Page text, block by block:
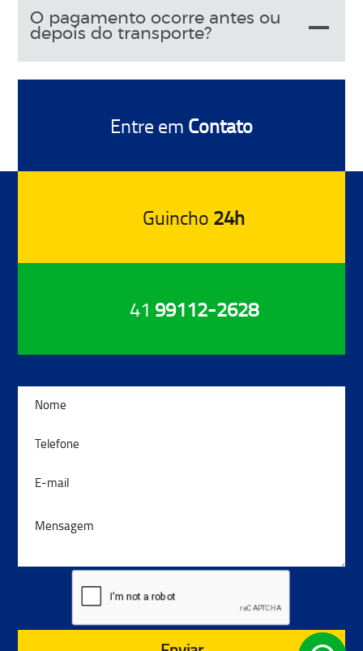
O pagamento ocorre antes ou
depois do transporte?
Guincho 24h
Entre em Contato
41 99112-2628